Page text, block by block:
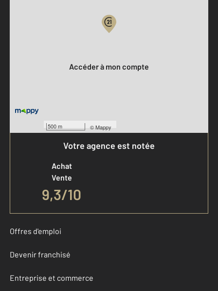
500 m ©Mappy
Accéder à mon compte
Votre agence est notée
Achat
Vente
9,3/10
Offres d'emploi
Devenir franchisé
Entreprise et commerce